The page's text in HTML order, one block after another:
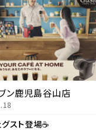
ン鹿児島谷山店
グスト登場☕